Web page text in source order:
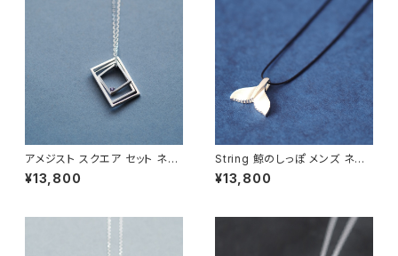
アメジスト スクエア セット ネッ
クレス シルバー925 メンズ ユ
ニセックス
¥13,800
String 鯨のしっぽ メンズ ネッ
クレス シルバー925
¥13,800